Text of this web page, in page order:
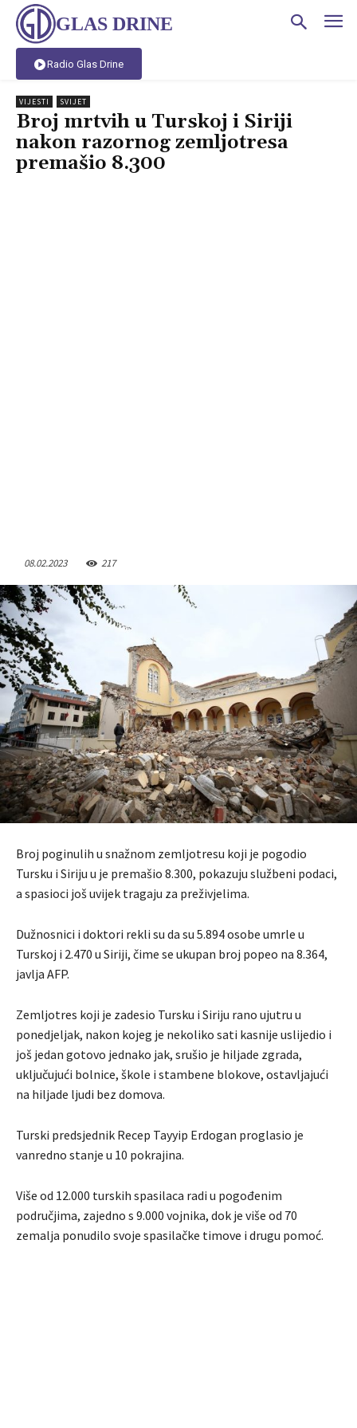
GLAS DRINE
Radio Glas Drine
VIJESTI SVIJET
Broj mrtvih u Turskoj i Siriji
nakon razornog zemljotresa
premašio 8.300
08.02.2023 217
Broj poginulih u snažnom zemljotresu koji je pogodio
Tursku i Siriju u je premašio 8.300, pokazuju službeni podaci,
a spasioci još uvijek tragaju za preživjelima.
Dužnosnici i doktori rekli su da su 5.894 osobe umrle u
Turskoj i 2.470 u Siriji, čime se ukupan broj popeo na 8.364,
javlja AFP.
Zemljotres koji je zadesio Tursku i Siriju rano ujutru u
ponedjeljak, nakon kojeg je nekoliko sati kasnije uslijedio i
još jedan gotovo jednako jak, srušio je hiljade zgrada,
uključujući bolnice, škole i stambene blokove, ostavljajući
na hiljade ljudi bez domova.
Turski predsjednik Recep Tayyip Erdogan proglasio je
vanredno stanje u 10 pokrajina.
Više od 12.000 turskih spasilaca radi u pogođenim
područjima, zajedno s 9.000 vojnika, dok je više od 70
zemalja ponudilo svoje spasilačke timove i drugu pomoć.